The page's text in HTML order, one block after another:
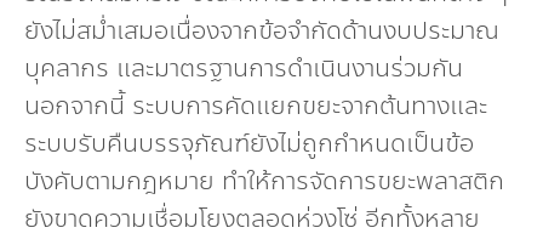
ยังไม่สม่ำเสมอเนื่องจากข้อจำกัดด้านงบประมาณ
บุคลากร และมาตรฐานการดำเนินงานร่วมกัน
นอกจากนี้ ระบบการคัดแยกขยะจากต้นทางและ
ระบบรับคืนบรรจุภัณฑ์ยังไม่ถูกกำหนดเป็นข้อ
บังคับตามกฎหมาย ทำให้การจัดการขยะพลาสติก
ยังขาดความเชื่อมโยงตลอดห่วงโซ่ อีกทั้งหลาย